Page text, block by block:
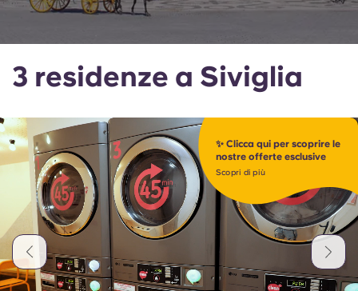
Español
Italian
French
Portuguese
3 residenze a Siviglia
✨ Clicca qui per scoprire le
nostre offerte esclusive
Scopri di più